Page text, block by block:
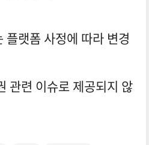
랫폼 사정에 따라 변경
관련 이슈로 제공되지 않